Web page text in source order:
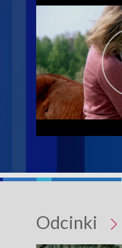
Odcinki